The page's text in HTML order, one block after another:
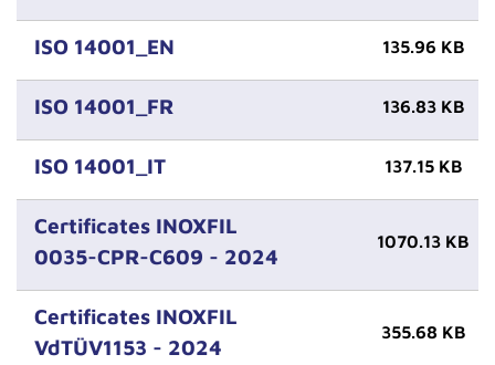
ISO 14001_EN 135.96 KB
ISO 14001_FR 136.83 KB
ISO 14001_IT 137.15 KB
Certificates INOXFIL
0035-CPR-C609 - 2024
1070.13 KB
Certificates INOXFIL
VdTÜV1153 - 2024
355.68 KB